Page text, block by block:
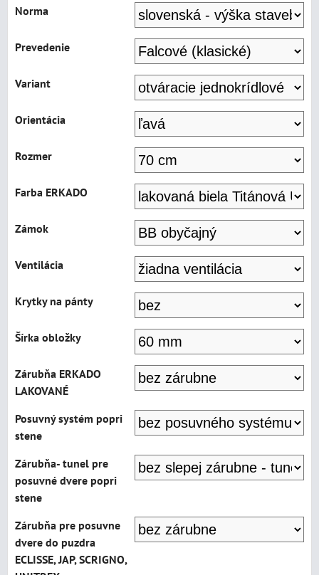
Norma
Prevedenie
Variant
Orientácia
Rozmer
Farba ERKADO
Zámok
Ventilácia
Krytky na pánty
Šírka obložky
Zárubňa ERKADO
LAKOVANÉ
Posuvný systém popri
stene
Zárubňa- tunel pre
posuvné dvere popri
stene
Zárubňa pre posuvne
dvere do puzdra
ECLISSE, JAP, SCRIGNO,